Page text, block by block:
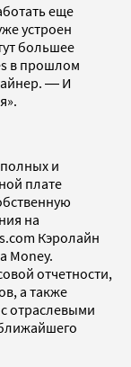
еще
устроен
большее
в прошлом
― И
и
плате
на
Кэролайн
Money.
отчетности,
а также
отраслевыми